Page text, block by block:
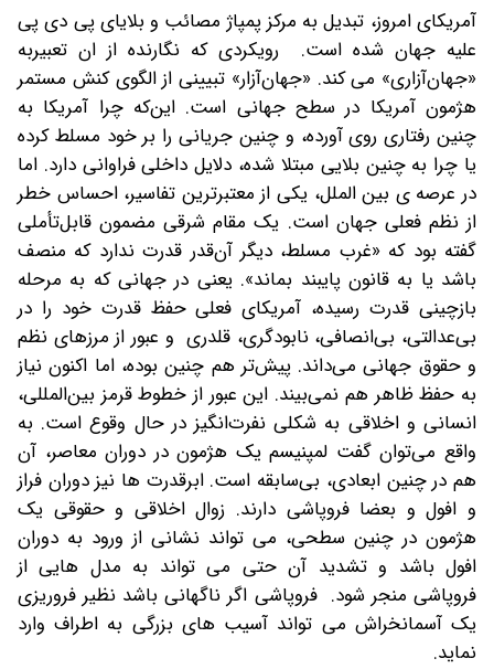
آمریکای امروز، تبدیل به مرکز پمپاژ مصائب و بلایای پی دی پی
علیه جهان شده است. رویکردی که نگارنده از ان تعبیربه
«جهان‌آزاری» می کند. «جهان‌آزار» تبیینی از الگوی کنش مستمر
هژمون آمریکا در سطح جهانی است. این‌که چرا آمریکا به
چنین رفتاری روی آورده، و چنین جریانی را بر خود مسلط کرده
یا چرا به چنین بلایی مبتلا شده، دلایل داخلی فراوانی دارد. اما
در عرصه ی بین الملل، یکی از معتبرترین تفاسیر، احساس خطر
از نظم فعلی جهان است. یک مقام شرقی مضمون قابل‌تأملی
گفته بود که «غرب مسلط، دیگر آن‌قدر قدرت ندارد که منصف
باشد یا به قانون پایبند بماند». یعنی در جهانی که به مرحله
بازچینی قدرت رسیده، آمریکای فعلی حفظ قدرت خود را در
بی‌عدالتی، بی‌انصافی، نابودگری، قلدری و عبور از مرزهای نظم
و حقوق جهانی می‌داند. پیش‌تر هم چنین بوده، اما اکنون نیاز
به حفظ ظاهر هم نمی‌بیند. این عبور از خطوط قرمز بین‌المللی،
انسانی و اخلاقی به شکلی نفرت‌انگیز در حال وقوع است. به
واقع می‌توان گفت لمپنیسم یک هژمون در دوران معاصر، آن
هم در چنین ابعادی، بی‌سابقه است. ابرقدرت ها نیز دوران فراز
و افول و بعضا فروپاشی دارند. زوال اخلاقی و حقوقی یک
هژمون در چنین سطحی، می تواند نشانی از ورود به دوران
افول باشد و تشدید آن حتی می تواند به مدل هایی از
فروپاشی منجر شود. فروپاشی اگر ناگهانی باشد نظیر فروریزی
یک آسمانخراش می تواند آسیب های بزرگی به اطراف وارد
نماید.